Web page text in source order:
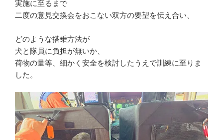
実施に至るまで
二度の意見交換会をおこない双方の要望を伝え合い、
どのような搭乗方法が
犬と隊員に負担が無いか、
荷物の量等、細かく安全を検討したうえで訓練に至りま
した。